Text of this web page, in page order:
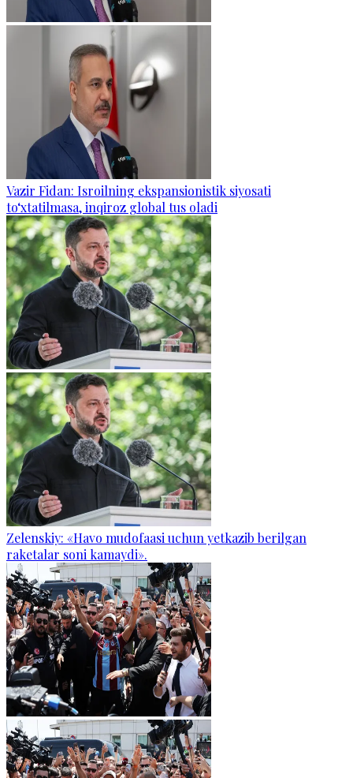
Vazir Fidan: Isroilning ekspansionistik siyosati
to‘xtatilmasa, inqiroz global tus oladi
Zelenskiy: «Havo mudofaasi uchun yetkazib berilgan
raketalar soni kamaydi».